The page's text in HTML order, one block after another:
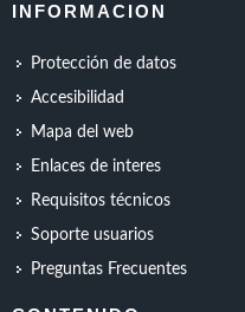
INFORMACION
Protección de datos
Accesibilidad
Mapa del web
Enlaces de interes
Requisitos técnicos
Soporte usuarios
Preguntas Frecuentes